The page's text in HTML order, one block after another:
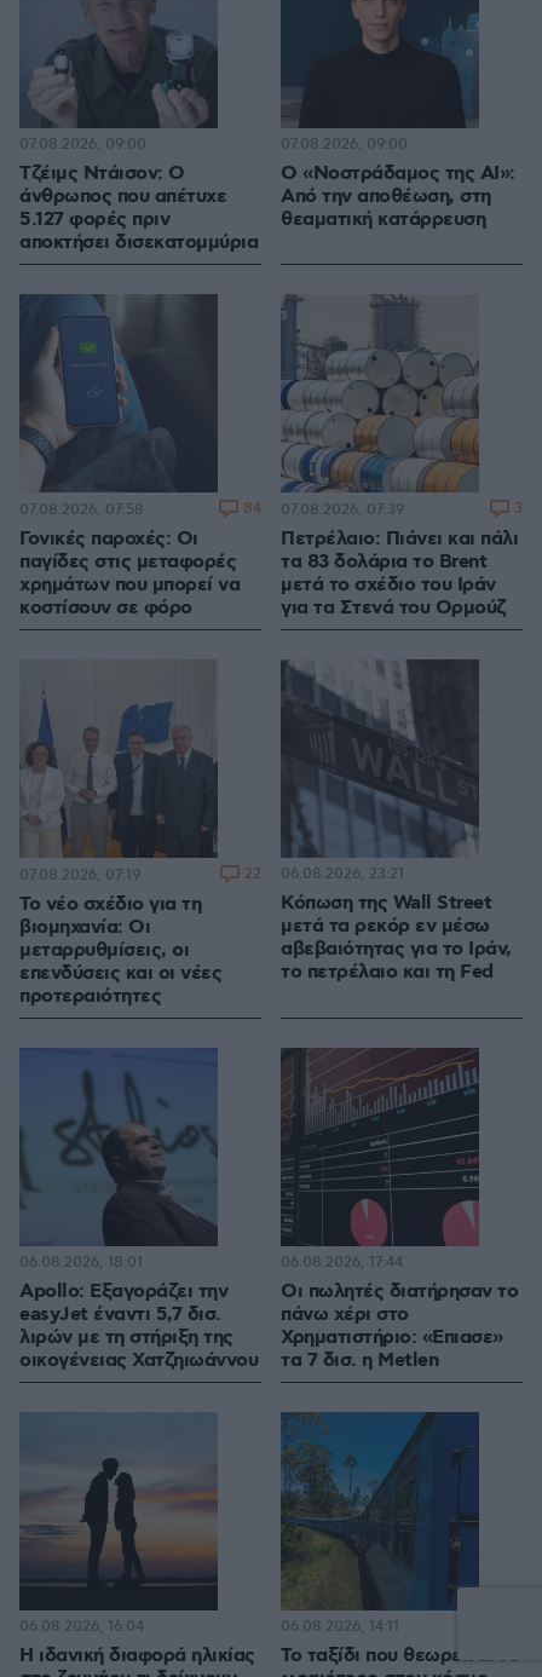
Τζέιμς Ντάισον: Ο
άνθρωπος που απέτυχε
5.127 φορές πριν
αποκτήσει δισεκατομμύρια
07.08.2026, 09:00
Ο «Νοστράδαμος της AI»:
Από την αποθέωση, στη
θεαματική κατάρρευση
07.08.2026, 09:00
Γονικές παροχές: Οι
παγίδες στις μεταφορές
χρημάτων που μπορεί να
κοστίσουν σε φόρο
07.08.2026, 07:58 84
Πετρέλαιο: Πιάνει και πάλι
τα 83 δολάρια το Brent
μετά το σχέδιο του Ιράν
για τα Στενά του Ορμούζ
07.08.2026, 07:39 3
Το νέο σχέδιο για τη
βιομηχανία: Οι
μεταρρυθμίσεις, οι
επενδύσεις και οι νέες
προτεραιότητες
07.08.2026, 07:19 22
Κόπωση της Wall Street
μετά τα ρεκόρ εν μέσω
αβεβαιότητας για το Ιράν,
το πετρέλαιο και τη Fed
06.08.2026, 23:21
Apollo: Εξαγοράζει την
easyJet έναντι 5,7 δισ.
λιρών με τη στήριξη της
οικογένειας Χατζηιωάννου
06.08.2026, 18:01
Οι πωλητές διατήρησαν το
πάνω χέρι στο
Χρηματιστήριο: «Επιασε»
τα 7 δισ. η Metlen
06.08.2026, 17:44
Η ιδανική διαφορά ηλικίας
06.08.2026, 16:04
Το ταξίδι που θεωρείται το
06.08.2026, 14:11